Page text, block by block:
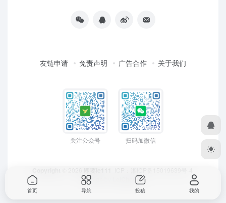
友链申请 免责声明 广告合作 关于我们
关注公众号 扫码加微信
Design by
LeiCheng
首页 导航 投稿 我的